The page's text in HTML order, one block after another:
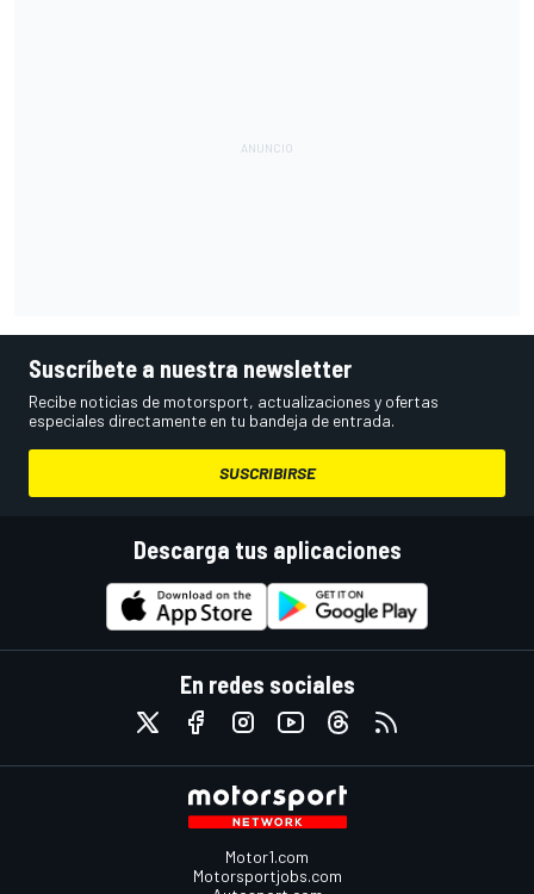
Suscríbete a nuestra newsletter
Recibe noticias de motorsport, actualizaciones y ofertas
especiales directamente en tu bandeja de entrada.
SUSCRIBIRSE
Descarga tus aplicaciones
En redes sociales
Motor1.com
Motorsportjobs.com